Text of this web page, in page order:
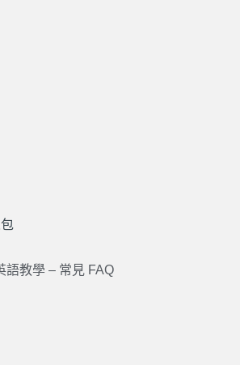
語教學 – 常見 FAQ